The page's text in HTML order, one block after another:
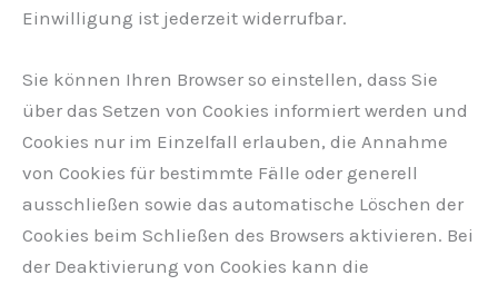
Einwilligung ist jederzeit widerrufbar.
Sie können Ihren Browser so einstellen, dass Sie
über das Setzen von Cookies informiert werden und
Cookies nur im Einzelfall erlauben, die Annahme
von Cookies für bestimmte Fälle oder generell
ausschließen sowie das automatische Löschen der
Cookies beim Schließen des Browsers aktivieren. Bei
der Deaktivierung von Cookies kann die